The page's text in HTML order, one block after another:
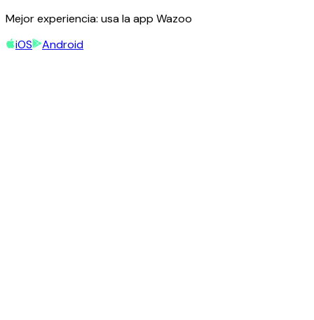
Mejor experiencia: usa la app Wazoo
iOS
Android